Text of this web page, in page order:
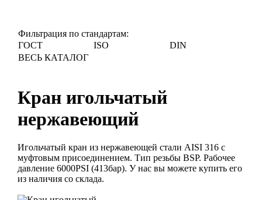
Фильтрация по стандартам:
ГОСТ
ISO
DIN
ВЕСЬ КАТАЛОГ
Кран игольчатый
нержавеющий
Игольчатый кран из нержавеющей стали AISI 316 с
муфтовым присоединением. Тип резьбы BSP. Рабочее
давление 6000PSI (413бар). У нас вы можете купить его
из наличия со склада.